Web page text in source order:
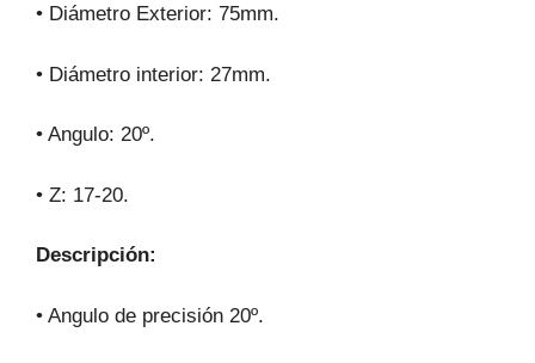
• Diámetro Exterior: 75mm.
• Diámetro interior: 27mm.
• Angulo: 20º.
• Z: 17-20.
Descripción:
• Angulo de precisión 20º.